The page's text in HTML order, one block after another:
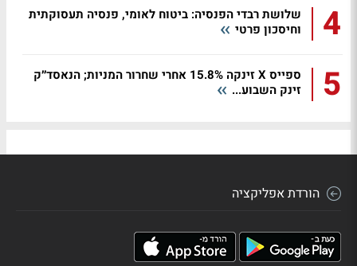
4
שלושת רבדי הפנסיה: ביטוח לאומי, פנסיה תעסוקתית
וחיסכון פרטי
5
ספייס X זינקה 15.8% אחרי שחרור המניות; הנאסד״ק
זינק השבוע...
הורדת אפליקציה